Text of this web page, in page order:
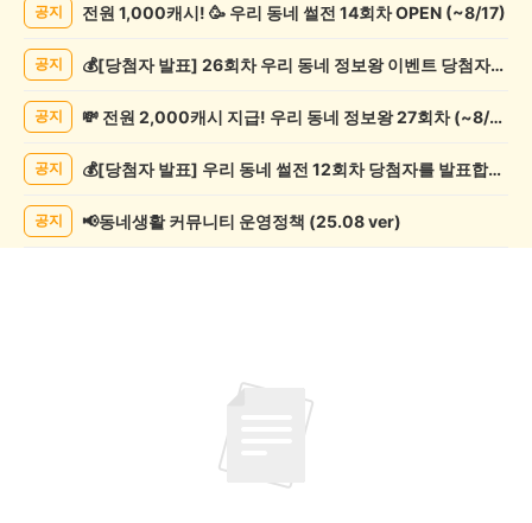
목
공지 전원 1,000캐시! 🥳 우리 동네 썰전 14회차 OPEN (~8/17)
공지 💰[당첨자 발표] 26회차 우리 동네 정보왕 이벤트 당첨자를 발표합니다!
공지 💸 전원 2,000캐시 지급! 우리 동네 정보왕 27회차 (~8/10)
공지 💰[당첨자 발표] 우리 동네 썰전 12회차 당첨자를 발표합니다!
공지 📢동네생활 커뮤니티 운영정책 (25.08 ver)